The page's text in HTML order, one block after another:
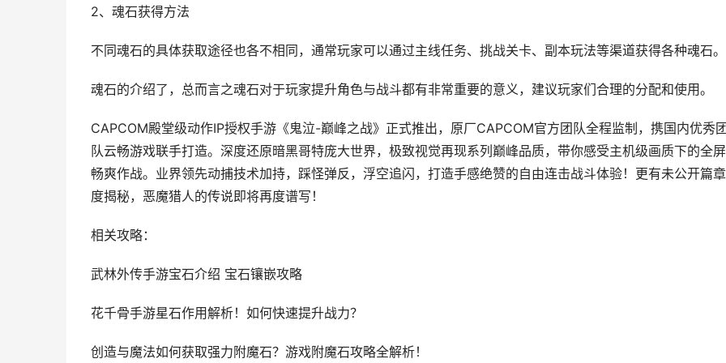
2、魂石获得方法
不同魂石的具体获取途径也各不相同，通常玩家可以通过主线任务、挑战关卡、副本玩法等渠道获得各种魂石。
魂石的介绍了，总而言之魂石对于玩家提升角色与战斗都有非常重要的意义，建议玩家们合理的分配和使用。
CAPCOM殿堂级动作IP授权手游《鬼泣-巅峰之战》正式推出，原厂CAPCOM官方团队全程监制，携国内优秀团
队云畅游戏联手打造。深度还原暗黑哥特庞大世界，极致视觉再现系列巅峰品质，带你感受主机级画质下的全
畅爽作战。业界领先动捕技术加持，踩怪弹反，浮空追闪，打造手感绝赞的自由连击战斗体验！更有未公开篇
度揭秘，恶魔猎人的传说即将再度谱写！
相关攻略：
武林外传手游宝石介绍 宝石镶嵌攻略
花千骨手游星石作用解析！如何快速提升战力？
创造与魔法如何获取强力附魔石？游戏附魔石攻略全解析！